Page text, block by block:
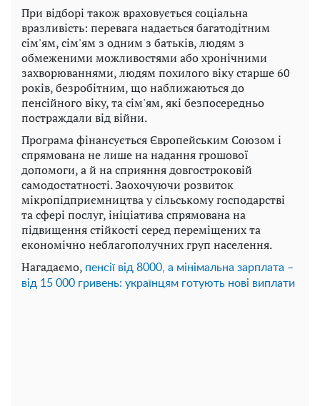
При відборі також враховується соціальна
вразливість: перевага надається багатодітним
сім'ям, сім'ям з одним з батьків, людям з
обмеженими можливостями або хронічними
захворюваннями, людям похилого віку старше 60
років, безробітним, що наближаються до
пенсійного віку, та сім'ям, які безпосередньо
постраждали від війни.
Програма фінансується Європейським Союзом і
спрямована не лише на надання грошової
допомоги, а й на сприяння довгостроковій
самодостатності. Заохочуючи розвиток
мікропідприємництва у сільському господарстві
та сфері послуг, ініціатива спрямована на
підвищення стійкості серед переміщених та
економічно неблагополучних груп населення.
Нагадаємо, пенсії від 8000, а мінімальна зарплата –
від 15 000 гривень: українцям готують нові виплати